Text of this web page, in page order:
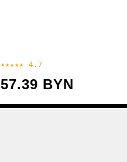
★★★★★ 4.7
57.39 BYN